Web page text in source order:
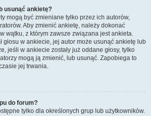
usunąć ankietę?
mogą być zmieniane tylko przez ich autorów,
Aby zmienić ankietę, należy dokonać
wątku, z którym zawsze związana jest ankieta.
głosu w ankiecie, jej autor może usunąć ankietę lub
jeśli w ankiecie zostały już oddane głosy, tylko
mogą ją zmienić, lub usunąć. Zapobiega to
jej trwania.
do forum?
tylko dla określonych grup lub użytkowników.